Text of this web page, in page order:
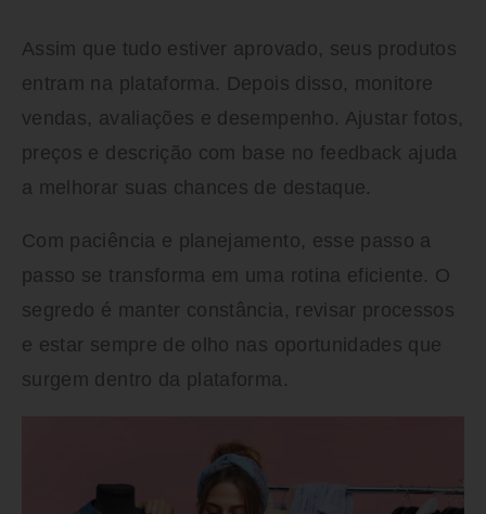
Assim que tudo estiver aprovado, seus produtos
entram na plataforma. Depois disso, monitore
vendas, avaliações e desempenho. Ajustar fotos,
preços e descrição com base no feedback ajuda
a melhorar suas chances de destaque.
Com paciência e planejamento, esse passo a
passo se transforma em uma rotina eficiente. O
segredo é manter constância, revisar processos
e estar sempre de olho nas oportunidades que
surgem dentro da plataforma.